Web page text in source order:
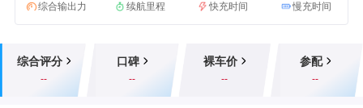
综合输出力 续航里程 快充时间 慢充时间
综合评分
--
口碑
--
裸车价
--
参配
--